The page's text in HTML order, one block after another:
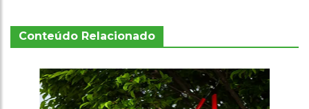
Conteúdo Relacionado